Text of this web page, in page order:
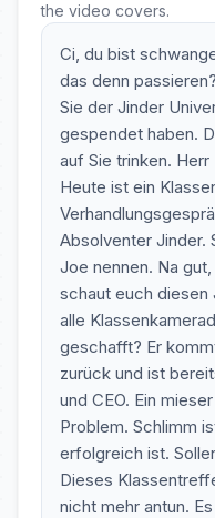
the video covers.
Ci, du bist
das denn
Sie der Jinder
gespendet haben.
auf Sie trinken.
Heute ist ein
Absolventer Jinder.
Joe nennen. Na
schaut euch diesen
alle
geschafft? Er
zurück und ist
und CEO. Ein
Problem. Schlimm
erfolgreich ist.
Dieses
nicht mehr antun.